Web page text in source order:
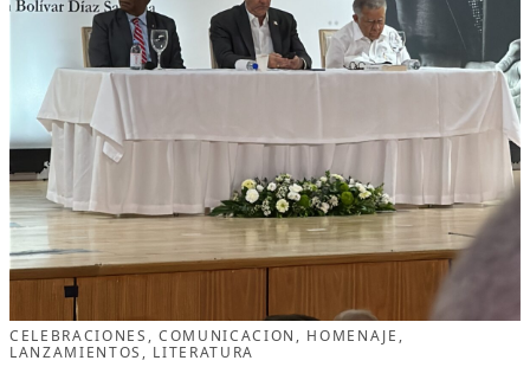
CELEBRACIONES , COMUNICACION , HOMENAJE
LANZAMIENTOS , LITERATURA